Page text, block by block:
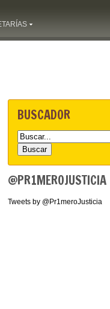
BUSCADOR
@PR1MEROJUSTICIA
Tweets by @Pr1meroJusticia